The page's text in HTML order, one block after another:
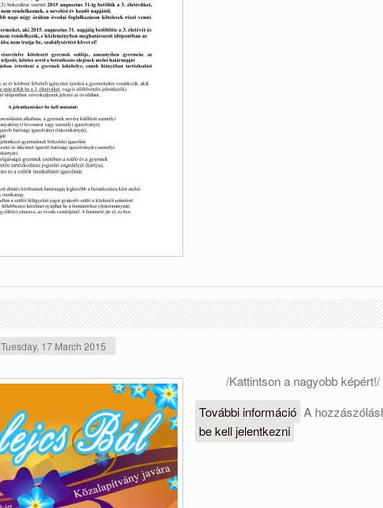
Tuesday, 17 March 2015
/Kattintson a nagyobb képért!/
További információ Báli meghívó
A
be kell jelentkezni